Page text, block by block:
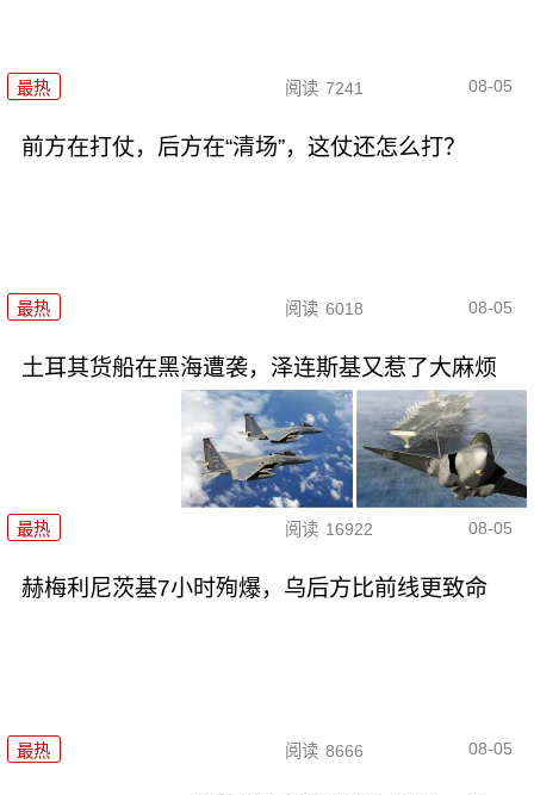
最热 阅读 7241 08-05
前方在打仗，后方在“清场”，这仗还怎么打？
最热 阅读 6018 08-05
土耳其货船在黑海遭袭，泽连斯基又惹了大麻烦
最热 阅读 16922 08-05
赫梅利尼茨基7小时殉爆，乌后方比前线更致命
最热 阅读 8666 08-05